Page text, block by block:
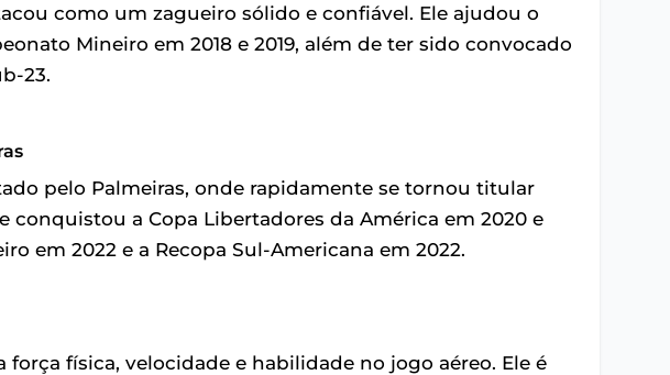
como um zagueiro sólido e confiável. Ele ajudou o
Mineiro em 2018 e 2019, além de ter sido convocado
23.
pelo Palmeiras, onde rapidamente se tornou titular
conquistou a Copa Libertadores da América em 2020 e
em 2022 e a Recopa Sul-Americana em 2022.
física, velocidade e habilidade no jogo aéreo. Ele é